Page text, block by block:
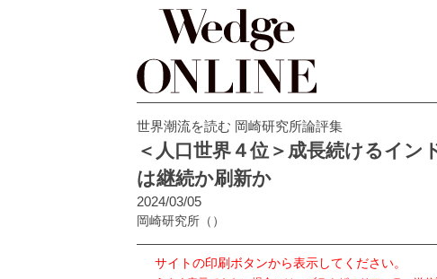
世界潮流を読む 岡崎研究所論評集
＜人口世界４位＞成長続けるイ
は継続か刷新か
2024/03/05
岡崎研究所 （）
サイトの印刷ボタンから表示してください。